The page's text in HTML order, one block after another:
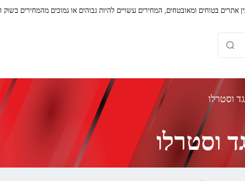
אתרים בטוחים ומאובטחים, המחירים עשויים להיות גבוהים או נמוכים מהמחירים
וסטרלו
וסטרלו